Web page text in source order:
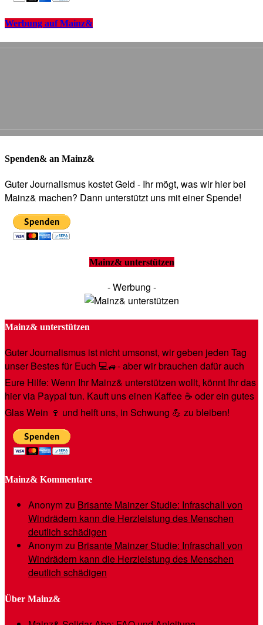
Werbung auf Mainz&
Spenden& an Mainz&
Guter Journalismus kostet Geld - Ihr mögt, was wir hier bei
Mainz& machen? Dann unterstützt uns mit einer Spende!
Mainz& unterstützen
- Werbung -
Mainz& unterstützen
Guter Journalismus ist nicht umsonst, wir geben jeden Tag
unser Bestes für Euch 💻🚙- aber wir brauchen dafür auch
Eure Hilfe: Wenn Ihr Mainz& unterstützen wollt, könnt Ihr das
hier via Paypal tun. Kauft uns einen Kaffee ☕️ oder ein gutes
Glas Wein 🍷 und helft uns, in Schwung 💪 zu bleiben!
Mainz& Kommentare
Anonymzu Brisante Mainzer Studie: Infraschall von
Windrädern kann die Herzleistung des Menschen
deutlich schädigen
Anonymzu Brisante Mainzer Studie: Infraschall von
Windrädern kann die Herzleistung des Menschen
deutlich schädigen
Über Mainz&